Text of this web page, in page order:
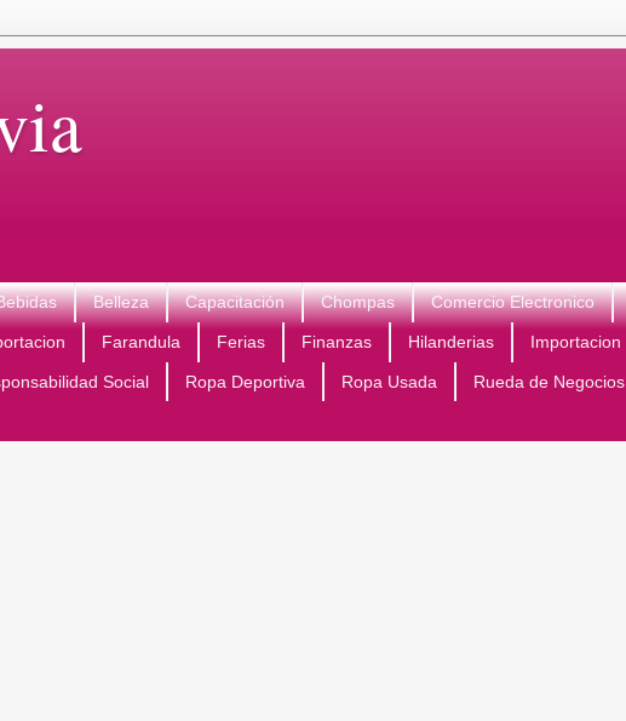
Belleza Capacitación Chompas Comercio Electronico
Farandula Ferias Finanzas Hilanderias Importacion
Social Ropa Deportiva Ropa Usada Rueda de Negocios